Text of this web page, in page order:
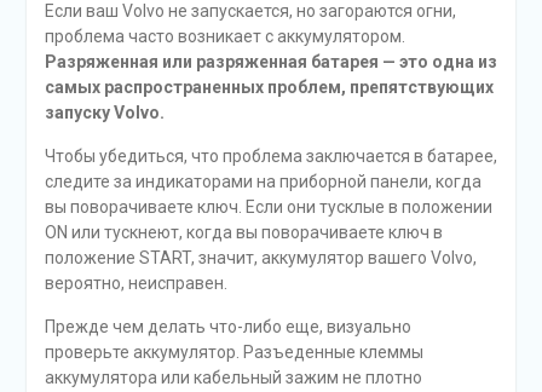
Если ваш Volvo не запускается, но загораются огни,
проблема часто возникает с аккумулятором.
Разряженная или разряженная батарея — это одна из
самых распространенных проблем, препятствующих
запуску Volvo.
Чтобы убедиться, что проблема заключается в батарее,
следите за индикаторами на приборной панели, когда
вы поворачиваете ключ. Если они тусклые в положении
ON или тускнеют, когда вы поворачиваете ключ в
положение START, значит, аккумулятор вашего Volvo,
вероятно, неисправен.
Прежде чем делать что-либо еще, визуально
проверьте аккумулятор. Разъеденные клеммы
аккумулятора или кабельный зажим не плотно